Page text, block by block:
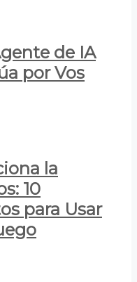
de IA
por Vos
la
10
para Usar